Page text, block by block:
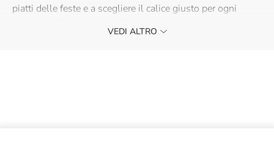
piatti delle feste e a scegliere il calice giusto per ogni
degustazione guidata di alcuni vini selezionati, per vivere
VEDI ALTRO